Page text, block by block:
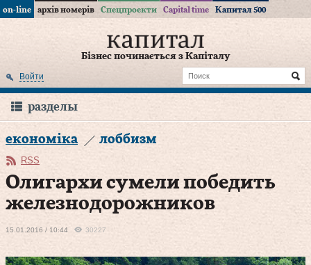
on-line архів номерів Спецпроекти Capital time Капитал 500
Бізнес починається з Капіталу
Войти
разделы
економіка лоббизм
RSS
Олигархи сумели победить
железнодорожников
15.01.2016 / 10:44 30227